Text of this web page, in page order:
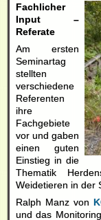
Fachlicher
Input –
Referate
Am ersten
Seminartag
stellten
verschiedene
Referenten
ihre
Fachgebiete
vor und gaben
einen guten
Einstieg in die
Thematik
Weidetieren in der
Ralph Manz von
und das